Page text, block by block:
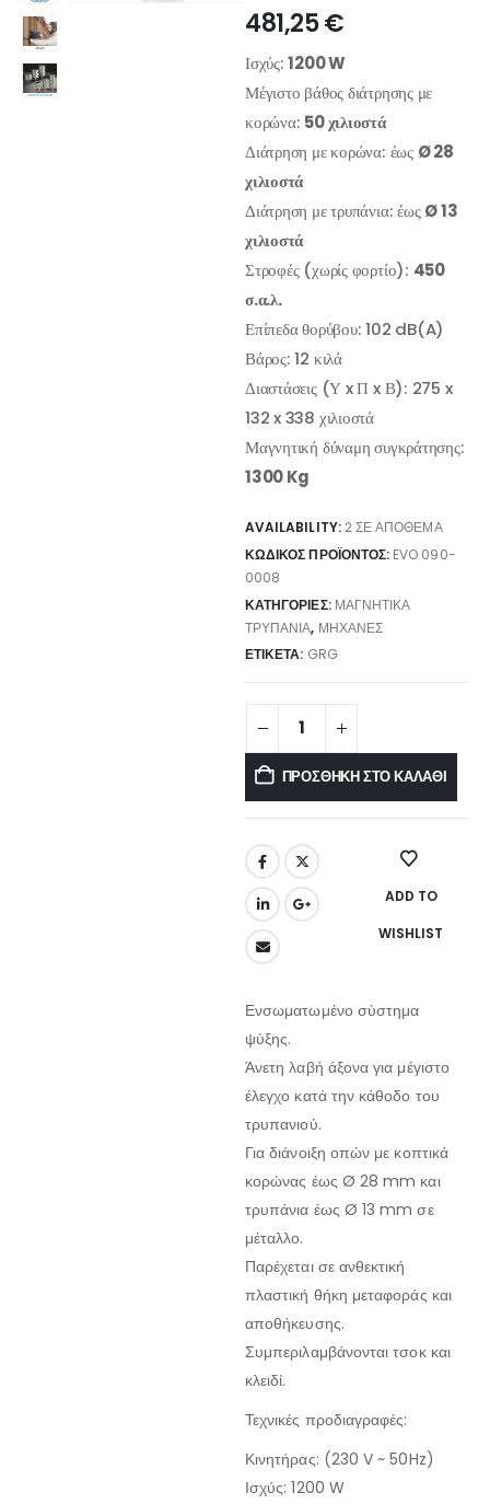
481,25€
Ισχύς:1200 W
Μέγιστο βάθος διάτρησης με
κορώνα: 50 χιλιοστά
Διάτρηση με κορώνα: έως Ø 28
χιλιοστά
Διάτρηση με τρυπάνια: έωςØ 13
χιλιοστά
Στροφές (χωρίς φορτίο): 450
σ.α.λ.
Επίπεδα θορύβου: 102 dB(A)
Βάρος: 12 κιλά
Διαστάσεις (Υ x Π x Β): 275 x
132 x 338 χιλιοστά
Μαγνητική δύναμη συγκράτησης:
1300 Kg
AVAILABILITY: 2 ΣΕ ΑΠΌΘΕΜΑ
ΚΩΔΙΚΌΣ ΠΡΟΪΌΝΤΟΣ: EVO 090-
0008
ΚΑΤΗΓΟΡΊΕΣ: ΜΑΓΝΗΤΙΚΆ
ΤΡΥΠΆΝΙΑ, ΜΗΧΑΝΈΣ
ΕΤΙΚΈΤΑ: GRG
ΠΡΟΣΘΉΚΗ ΣΤΟ ΚΑΛΆΘΙ
ADD TO
WISHLIST
Ενσωματωμένο σύστημα
ψύξης.
Άνετη λαβή άξονα για μέγιστο
έλεγχο κατά την κάθοδο του
τρυπανιού.
Για διάνοιξη οπών με κοπτικά
κορώνας έως Ø 28 mm και
τρυπάνια έως Ø 13 mm σε
μέταλλο.
Παρέχεται σε ανθεκτική
πλαστική θήκη μεταφοράς και
αποθήκευσης.
Συμπεριλαμβάνονται τσοκ και
κλειδί.
Τεχνικές προδιαγραφές:
Κινητήρας: (230 V ~ 50Hz)
Ισχύς: 1200 W